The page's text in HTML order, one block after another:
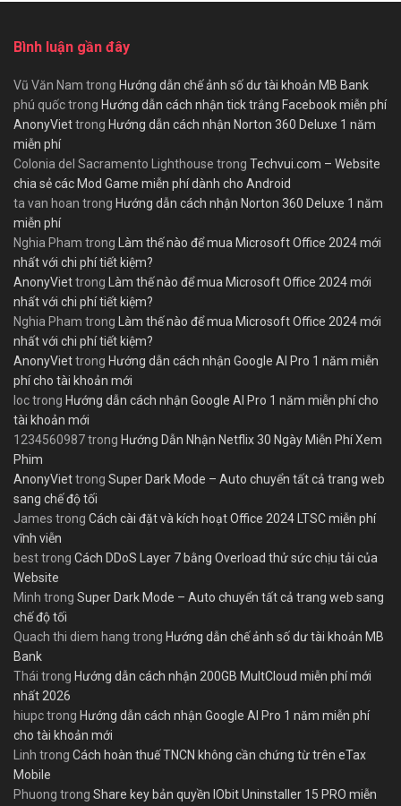
Bình luận gần đây
Vũ Văn Nam trong Hướng dẫn chế ảnh số dư tài khoản MB Bank
phú quốctrong Hướng dẫn cách nhận tick trắng Facebook miễn phí
AnonyViettrong Hướng dẫn cách nhận Norton 360 Deluxe 1 năm
miễn phí
Colonia del Sacramento Lighthouse trong Techvui.com – Website
chia sẻ các Mod Game miễn phí dành cho Android
ta van hoan trong Hướng dẫn cách nhận Norton 360 Deluxe 1 năm
miễn phí
Nghia Pham trong
Làm thế nào để mua Microsoft Office 2024 mới
nhất với chi phí tiết kiệm?
AnonyViettrong
Làm thế nào để mua Microsoft Office 2024 mới
nhất với chi phí tiết kiệm?
Nghia Pham trong
Làm thế nào để mua Microsoft Office 2024 mới
nhất với chi phí tiết kiệm?
AnonyViettrong Hướng dẫn cách nhận Google AI Pro 1 năm miễn
phí cho tài khoản mới
loctrong Hướng dẫn cách nhận Google AI Pro 1 năm miễn phí cho
tài khoản mới
1234560987trong Hướng Dẫn Nhận Netflix 30 Ngày Miễn Phí Xem
Phim
AnonyViettrong Super Dark Mode – Auto chuyển tất cả trang web
sang chế độ tối
James trong Cách cài đặt và kích hoạt Office 2024 LTSC miễn phí
vĩnh viễn
besttrong Cách DDoS Layer 7 bằng Overload thử sức chịu tải của
Website
Minh trong Super Dark Mode – Auto chuyển tất cả trang web sang
chế độ tối
Quach thi diem hang trong Hướng dẫn chế ảnh số dư tài khoản MB
Bank
Thái trong Hướng dẫn cách nhận 200GB MultCloud miễn phí mới
nhất 2026
hiupctrong Hướng dẫn cách nhận Google AI Pro 1 năm miễn phí
cho tài khoản mới
Linh trong Cách hoàn thuế TNCN không cần chứng từ trên eTax
Mobile
Phuong trong Share key bản quyền IObit Uninstaller 15 PRO miễn